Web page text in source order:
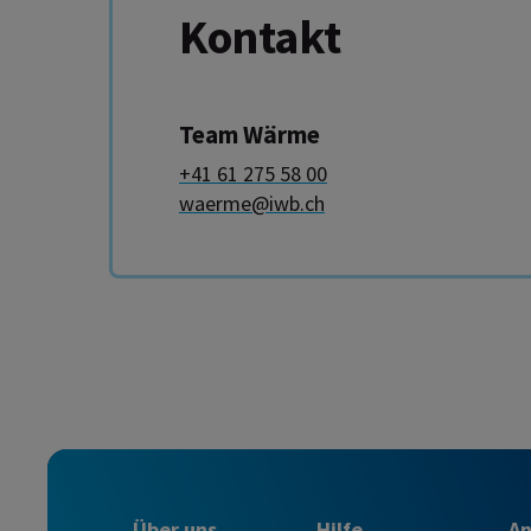
Kontakt
Team Wärme
+41 61 275 58 00
waerme@iwb.ch